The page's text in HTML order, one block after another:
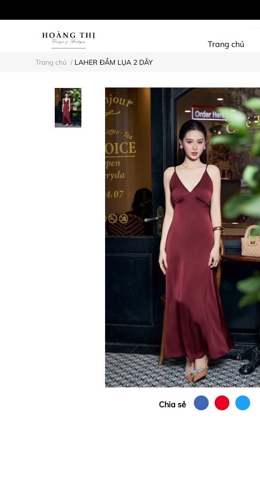
Trang chủ
Trang chủ / LAHER ĐẦM LỤA 2 DÂY
Chia sẻ